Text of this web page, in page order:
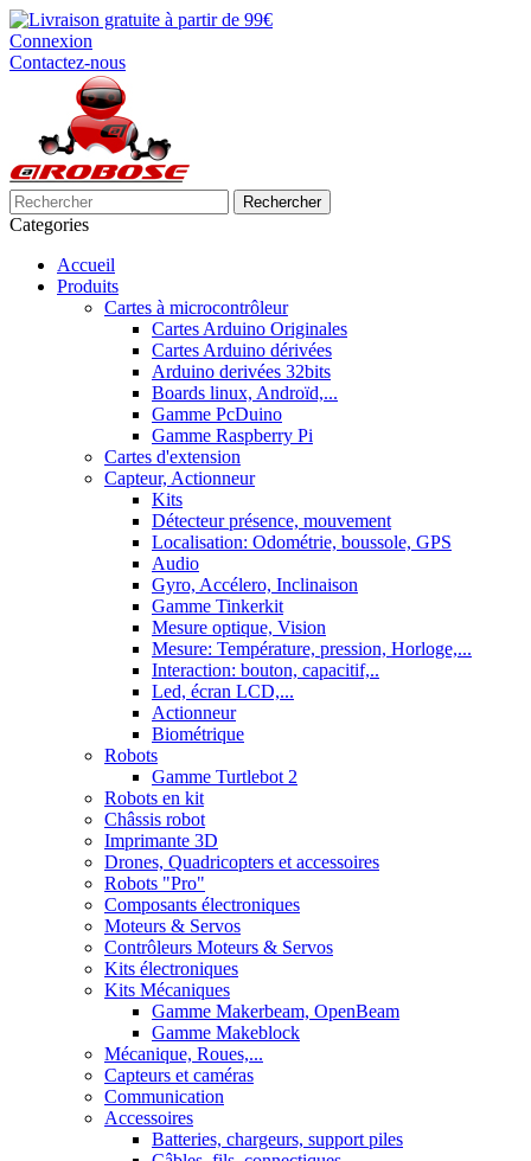
Connexion
Contactez-nous
Rechercher
Categories
Accueil
Produits
Cartes à microcontrôleur
Cartes Arduino Originales
Cartes Arduino dérivées
Arduino derivées 32bits
Boards linux, Androïd,...
Gamme PcDuino
Gamme Raspberry Pi
Cartes d'extension
Capteur, Actionneur
Kits
Détecteur présence, mouvement
Localisation: Odométrie, boussole, GPS
Audio
Gyro, Accélero, Inclinaison
Gamme Tinkerkit
Mesure optique, Vision
Mesure: Température, pression, Horloge,...
Interaction: bouton, capacitif,..
Led, écran LCD,...
Actionneur
Biométrique
Robots
Gamme Turtlebot 2
Robots en kit
Châssis robot
Imprimante 3D
Drones, Quadricopters et accessoires
Robots "Pro"
Composants électroniques
Moteurs & Servos
Contrôleurs Moteurs & Servos
Kits électroniques
Kits Mécaniques
Gamme Makerbeam, OpenBeam
Gamme Makeblock
Mécanique, Roues,...
Capteurs et caméras
Communication
Accessoires
Batteries, chargeurs, support piles